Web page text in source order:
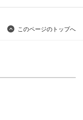
このページのトップへ